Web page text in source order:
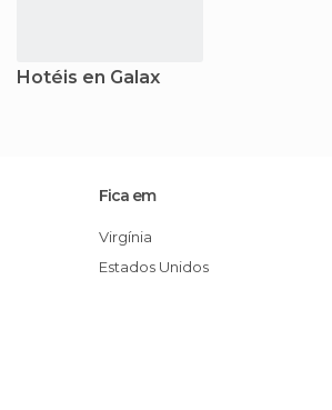
Hotéis en Galax
Fica em
Virgínia
Estados Unidos